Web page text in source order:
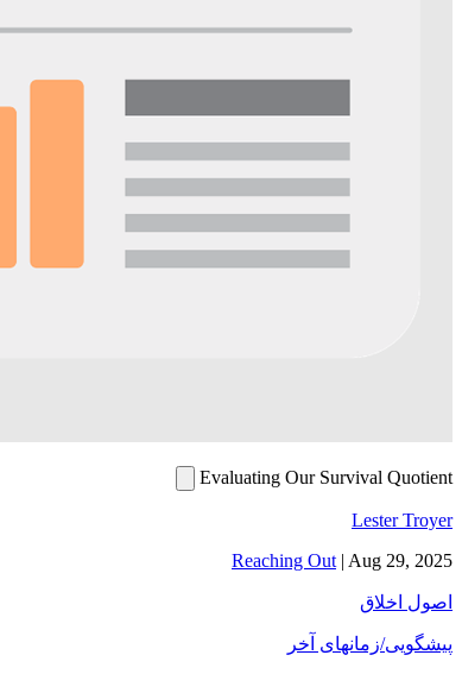
Evaluating Our Survival Quotient
Lester Troyer
Reaching Out | Aug 29, 2025
اصول اخلاق
پیشگویی/زمانهای آخر